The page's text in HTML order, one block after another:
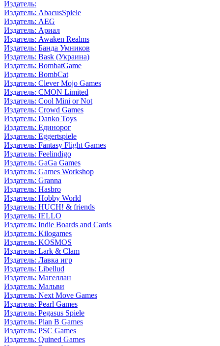
Издатель:
Издатель: AbacusSpiele
Издатель: AEG
Издатель: Ариал
Издатель: Awaken Realms
Издатель: Банда Умников
Издатель: Bask (Украина)
Издатель: BombatGame
Издатель: BombCat
Издатель: Clever Mojo Games
Издатель: CMON Limited
Издатель: Cool Mini or Not
Издатель: Crowd Games
Издатель: Danko Toys
Издатель: Единорог
Издатель: Eggertspiele
Издатель: Fantasy Flight Games
Издатель: Feelindigo
Издатель: GaGa Games
Издатель: Games Workshop
Издатель: Granna
Издатель: Hasbro
Издатель: Hobby World
Издатель: HUCH! & friends
Издатель: IELLO
Издатель: Indie Boards and Cards
Издатель: Kilogames
Издатель: KOSMOS
Издатель: Lark & Clam
Издатель: Лавка игр
Издатель: Libellud
Издатель: Магеллан
Издатель: Мальви
Издатель: Next Move Games
Издатель: Pearl Games
Издатель: Pegasus Spiele
Издатель: Plan B Games
Издатель: PSC Games
Издатель: Quined Games